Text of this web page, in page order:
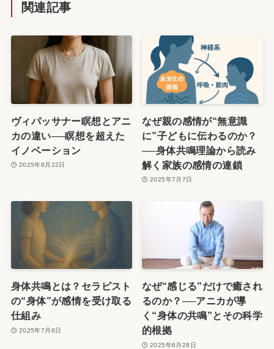
関連記事
ヴィパッサナー瞑想とアニ
カの違い──瞑想を超えた
イノベーション
2025年8月22日
なぜ親の感情が“無意識
に”子どもに伝わるのか？
──身体共鳴理論から読み
解く家族の感情の連鎖
2025年7月7日
身体共鳴とは？セラピスト
の“身体”が感情を受け取る
仕組み
2025年7月6日
なぜ“感じる”だけで癒され
るのか？──アニカが導
く“身体の共鳴”とその科学
的根拠
2025年6月28日